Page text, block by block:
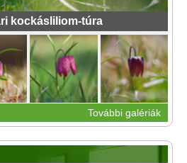
kockásliliom-túra
További galériák